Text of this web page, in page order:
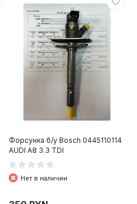
Форсунка б/у Bosch 0445110114
AUDI A8 3.3 TDI
Нет в наличии